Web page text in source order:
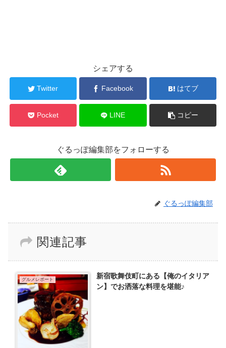
シェアする
Twitter Facebook はてブ
Pocket LINE コピー
ぐるっぽ編集部をフォローする
ぐるっぽ編集部
関連記事
グルメレポート
新宿歌舞伎町にある【俺のイタリア
ン】でお洒落な料理を堪能♪